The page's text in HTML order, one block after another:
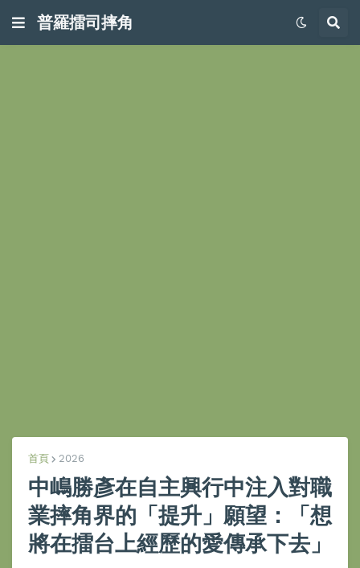
普羅擂司摔角
首頁 2026
中嶋勝彥在自主興行中注入對職
業摔角界的「提升」願望：「想
將在擂台上經歷的愛傳承下去」